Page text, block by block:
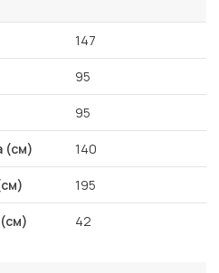
147
95
95
(см) 140
195
42